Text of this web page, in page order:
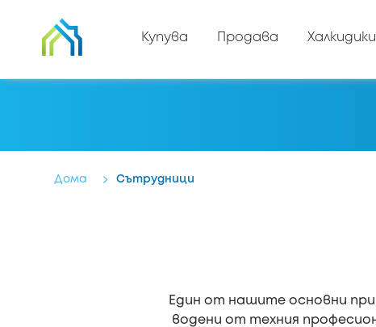
Купува Продава Халкидики
Дома Сътрудници
Един от нашите основни
водени от техния